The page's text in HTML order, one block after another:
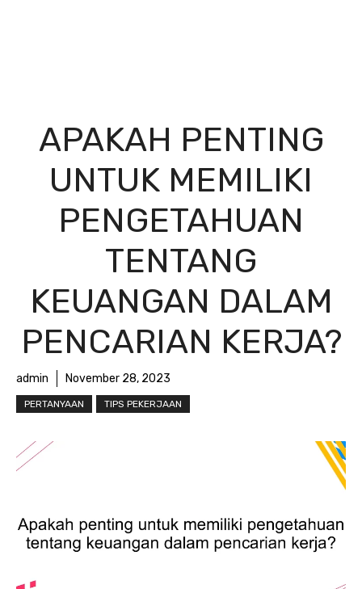
APAKAH PENTING
UNTUK MEMILIKI
PENGETAHUAN
TENTANG
KEUANGAN DALAM
PENCARIAN KERJA?
admin November 28, 2023
PERTANYAAN TIPS PEKERJAAN